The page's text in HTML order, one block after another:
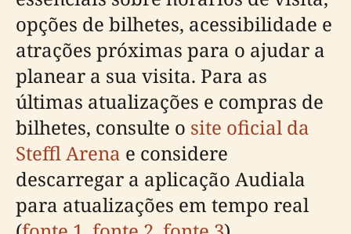
opções de bilhetes, acessibilidade e
atrações próximas para o ajudar a
planear a sua visita. Para as
últimas atualizações e compras de
bilhetes, consulte o site oficial da
Steffl Arena e considere
descarregar a aplicação Audiala
para atualizações em tempo real